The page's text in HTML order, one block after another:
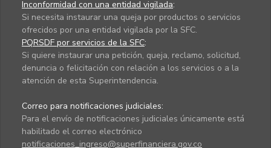
Inconformidad con una entidad vigilada:
Si necesita instaurar una queja por productos o servicios
ofrecidos por una entidad vigilada por la SFC.
PQRSDF por servicios de la SFC:
Si quiere instaurar una petición, queja, reclamo, solicitud,
denuncia o felicitación con relación a los servicios o a la
atención de esta Superintendencia.
Correo para notificaciones judiciales:
Para el envío de notificaciones judiciales únicamente está
habilitado el correo electrónico
notificaciones_ingreso@superfinanciera.gov.co